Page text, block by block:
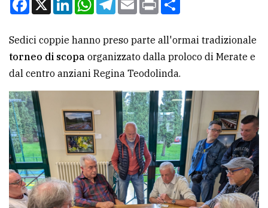
redazione
Scrivici
Per
la
tua
pubblicità
CERCA
Cerca
per
Sedici coppie hanno preso parte all'ormai tradizionale
torneo di scopa organizzato dalla proloco di Merate e
dal centro anziani Regina Teodolinda.